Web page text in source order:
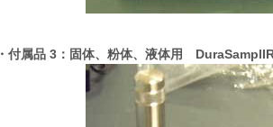
・付属品 3：固体、粉体、液体用